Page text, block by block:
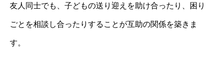
友人同士でも、子どもの送り迎えを助け合ったり、困り
ごとを相談し合ったりすることが互助の関係を築きま
す。